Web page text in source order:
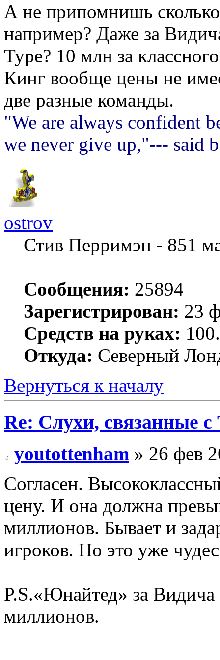
А не припомнишь
например? Даже за
Туре? 10 млн за
Кинг вообще цены не
две разные команды.
"We are always confident
we never give up,"--- said
ostrov
Стив Перримэн - 851
Сообщения: 25894
Зарегистрирован: 23
Средств на руках:
Откуда: Северный
Вернуться к началу
Re: Слухи, связанные с
youtottenham » 26 фев
Согласен.
цену. И она должна
миллионов. Бывает и
игроков. Но это уже
P.S.«Юнайтед» за Видича
миллионов.